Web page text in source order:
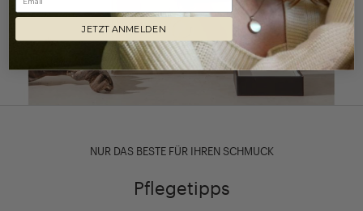
NUR DAS BESTE FÜR IHREN SCHMUCK
Pflegetipps
JETZT ANMELDEN